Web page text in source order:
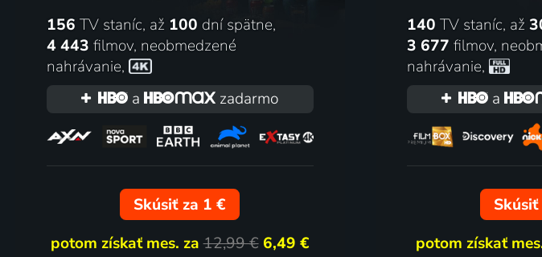
156 TV staníc, až 100 dní spätne,
4 443 filmov, neobmedzené
nahrávanie,
a
zadarmo
Skúsiť za 1 €
potom získať mes. za12,99 € 6,49 €
140 TV staníc, až
3 677 filmov,
nahrávanie,
a
potom získať